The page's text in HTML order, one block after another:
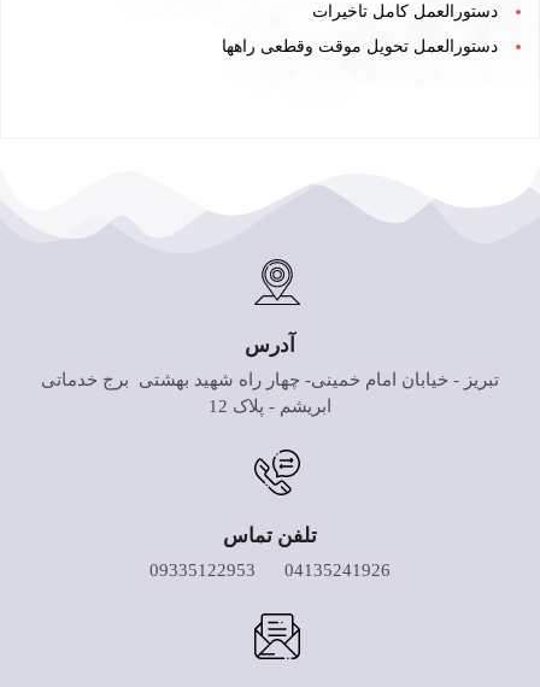
دستورالعمل کامل تاخيرات
دستورالعمل تحویل موقت وقطعی راهها
آدرس
تبریز - خیابان امام خمینی- چهار راه شهید بهشتی برج خدماتی
ابریشم - پلاک 12
تلفن تماس
04135241926 09335122953